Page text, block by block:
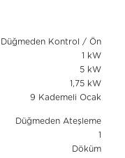
Düğmeden Kontrol / Ön
1 kW
5 kW
1,75 kW
9 Kademeli Ocak
Düğmeden Ateşleme
1
Döküm